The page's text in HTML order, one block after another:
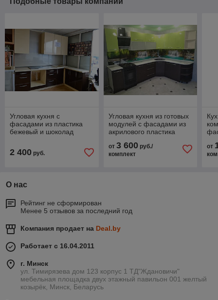
Угловая кухня с
фасадами из пластика
бежевый и шоколад
2 400 руб.
Угловая кухня из готовых
модулей с фасадами из
акрилового пластика
от 3 600руб./
комплект
от
О нас
Рейтинг не сформирован
Менее 5 отзывов за последний год
Компания продает на Deal.by
Работает с 16.04.2011
г. Минск
ул. Тимирязева дом 123 корпус 1 ТД"Ждановичи"
мебельная площадка двух этажный павильон 001 желтый
козырёк, Минск, Беларусь